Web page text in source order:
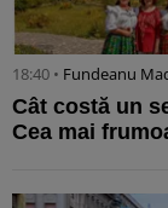
18:40 • Fundeanu
Cât costă un
Cea mai